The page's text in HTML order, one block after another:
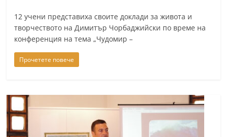
a
k
i
k
12 учени представиха своите доклади за живота и
творчеството на Димитър Чорбаджийски по време на
конференция на тема „Чудомир –
Прочетете повече